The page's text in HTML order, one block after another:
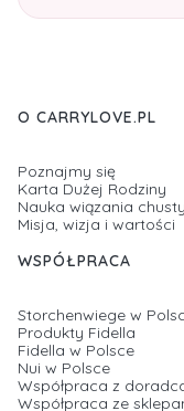
Linki w stopce
O CARRYLOVE.PL
Poznajmy się
Karta Dużej Rodziny
Nauka wiązania
Misja, wizja i wartości
WSPÓŁPRACA
Storchenwiege w
Produkty Fidella
Fidella w Polsce
Nui w Polsce
Współpraca z
Współpraca ze